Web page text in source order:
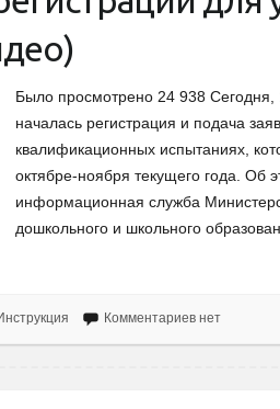
Было просмотрено 24 938 Сегодня,
началась регистрация и подача
квалификационных испытаниях,
октябре-ноября текущего года. Об
информационная служба
дошкольного и школьного
Комментариев нет